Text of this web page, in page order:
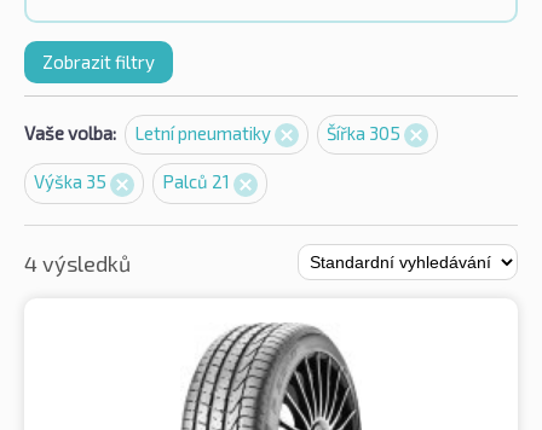
Zobrazit filtry
Vaše volba: Letní pneumatiky Šířka 305
Výška 35 Palců 21
4 výsledků